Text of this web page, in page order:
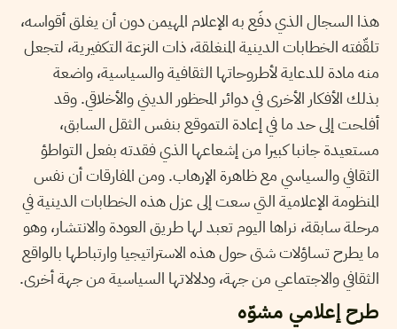
هذا السجال الذي دفَع به الإعلام المهيمن دون أن يغلق أقواسه،
تلقّفته الخطابات الدينية المنغلقة، ذات النزعة التكفيرية، لتجعل
منه مادة للدعاية لأطروحاتها الثقافية والسياسية، واضعة
بذلك الأفكار الأخرى في دوائر المحظور الديني والأخلاقي. وقد
أفلحت إلى حد ما في إعادة التموقع بنفس الثقل السابق،
مستعيدة جانبا كبيرا من إشعاعها الذي فقدته بفعل التواطؤ
الثقافي والسياسي مع ظاهرة الإرهاب. ومن المفارقات أن نفس
المنظومة الإعلامية التي سعت إلى عزل هذه الخطابات الدينية في
مرحلة سابقة، نراها اليوم تعبد لها طريق العودة والانتشار، وهو
ما يطرح تساؤلات شتى حول هذه الاستراتيجيا وارتباطها بالواقع
الثقافي والاجتماعي من جهة، ودلالاتها السياسية من جهة أخرى.
طرح إعلامي مشوّه